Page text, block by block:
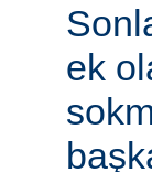
ek